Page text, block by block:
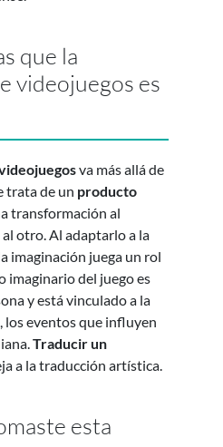
que la
videojuegos es
va más allá de
trata de un producto
transformación al
otro. Al adaptarlo a la
imaginación juega un rol
imaginario del juego es
y está vinculado a la
los eventos que influyen
Traducir un
a la traducción artística.
esta